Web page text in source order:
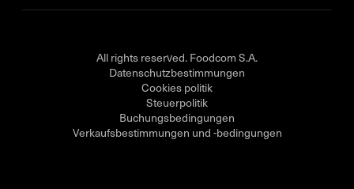
All rights reserved. Foodcom S.A.
Datenschutzbestimmungen
Cookies politik
Steuerpolitik
Buchungsbedingungen
Verkaufsbestimmungen und -bedingungen